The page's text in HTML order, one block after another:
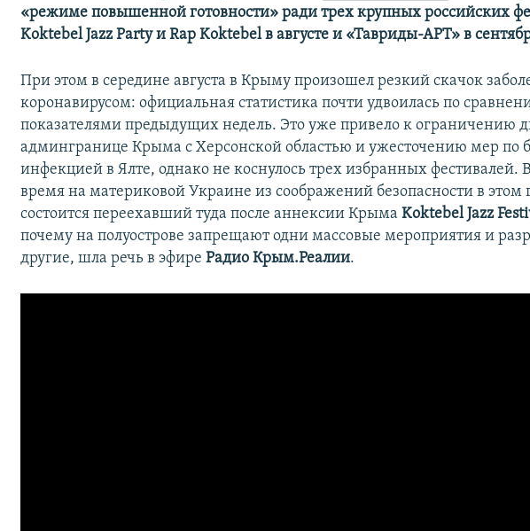
«режиме повышенной готовности» ради трех крупных российских
Koktebel Jazz Party и Rap Koktebel в августе и «Тавриды-АРТ» в
При этом в середине августа в Крыму произошел резкий скачок
коронавирусом: официальная статистика почти удвоилась по
показателями предыдущих недель. Это уже привело к ограничению
админгранице Крыма с Херсонской областью и ужесточению мер по
инфекцией в Ялте, однако не коснулось трех избранных фестивалей.
время на материковой Украине из соображений безопасности в этом
состоится переехавший туда после аннексии КрымаKoktebel Jazz
почему на полуострове запрещают одни массовые мероприятия и
другие, шла речь в эфиреРадио Крым.Реалии.